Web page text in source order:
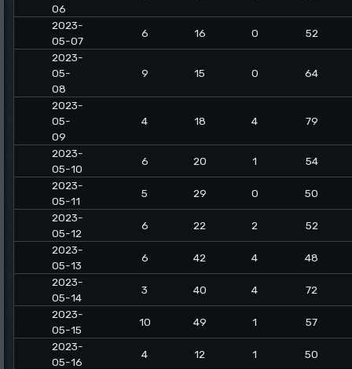
06
2023-
05-07
6 16 0
52
2023-
05-
08
9 15 0 64
2023-
05-
09
4 18 4 79
2023-
05-10
6 20 1
54
2023-
05-11
5 29 0
50
2023-
05-12
6 22 2
52
2023-
05-13
6 42 4
48
2023-
05-14
3 40 4
72
2023-
05-15
10 49 1
57
2023-
05-16
4 12 1
50